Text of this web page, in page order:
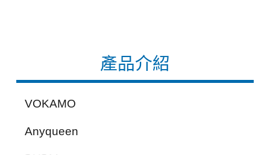
產品介紹
VOKAMO
Anyqueen